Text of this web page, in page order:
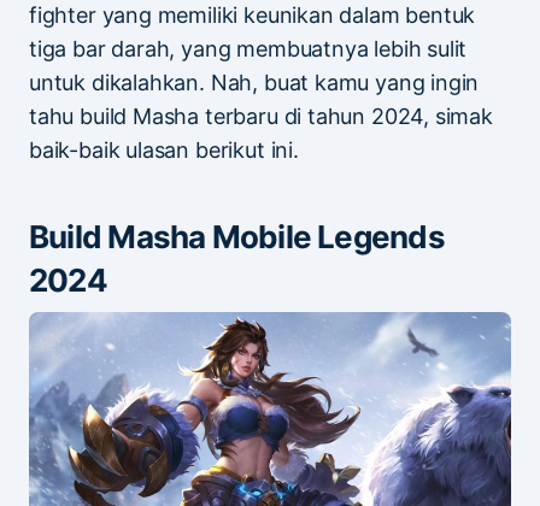
fighter yang memiliki keunikan dalam bentuk
tiga bar darah, yang membuatnya lebih sulit
untuk dikalahkan. Nah, buat kamu yang ingin
tahu build Masha terbaru di tahun 2024, simak
baik-baik ulasan berikut ini.
Build Masha Mobile Legends
2024